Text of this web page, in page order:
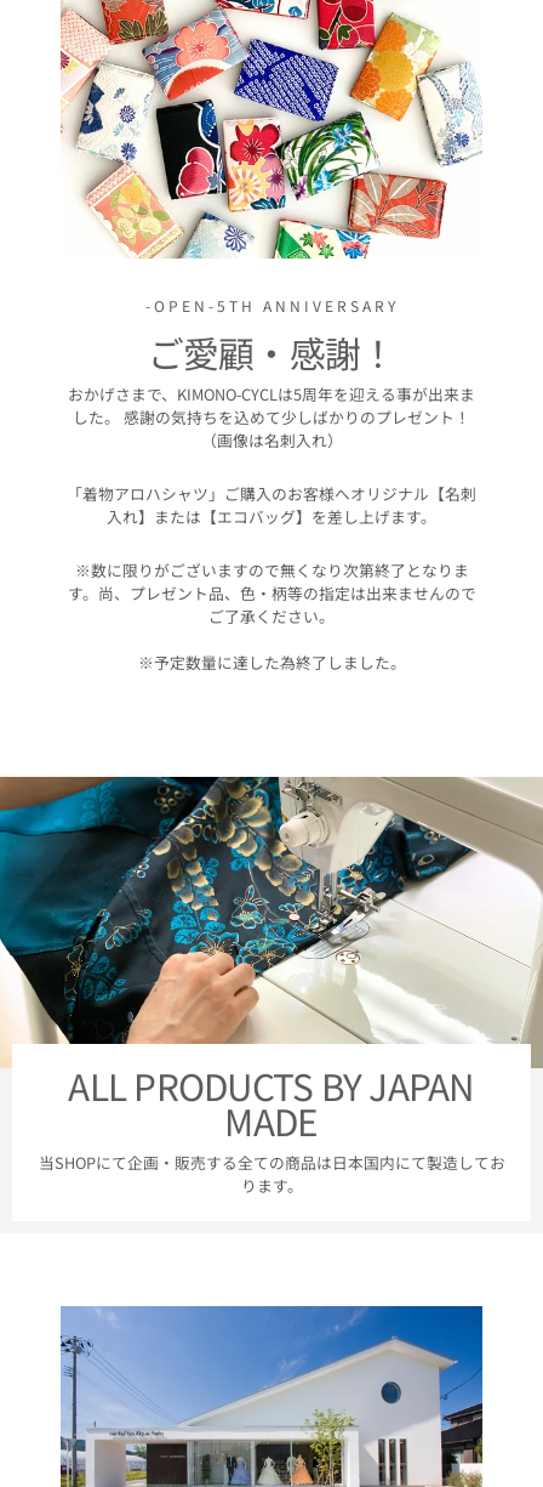
-OPEN-5TH ANNIVERSARY
ご愛顧・感謝！
おかげさまで、KIMONO-CYCLは5周年を迎える事が出来ま
した。 感謝の気持ちを込めて少しばかりのプレゼント！
（画像は名刺入れ）
「着物アロハシャツ」ご購入のお客様へオリジナル【名刺
入れ】または【エコバッグ】を差し上げます。
※数に限りがございますので無くなり次第終了となりま
す。尚、プレゼント品、色・柄等の指定は出来ませんので
ご了承ください。
※予定数量に達した為終了しました。
ALL PRODUCTS BY JAPAN
MADE
当SHOPにて企画・販売する全ての商品は日本国内にて製造してお
ります。